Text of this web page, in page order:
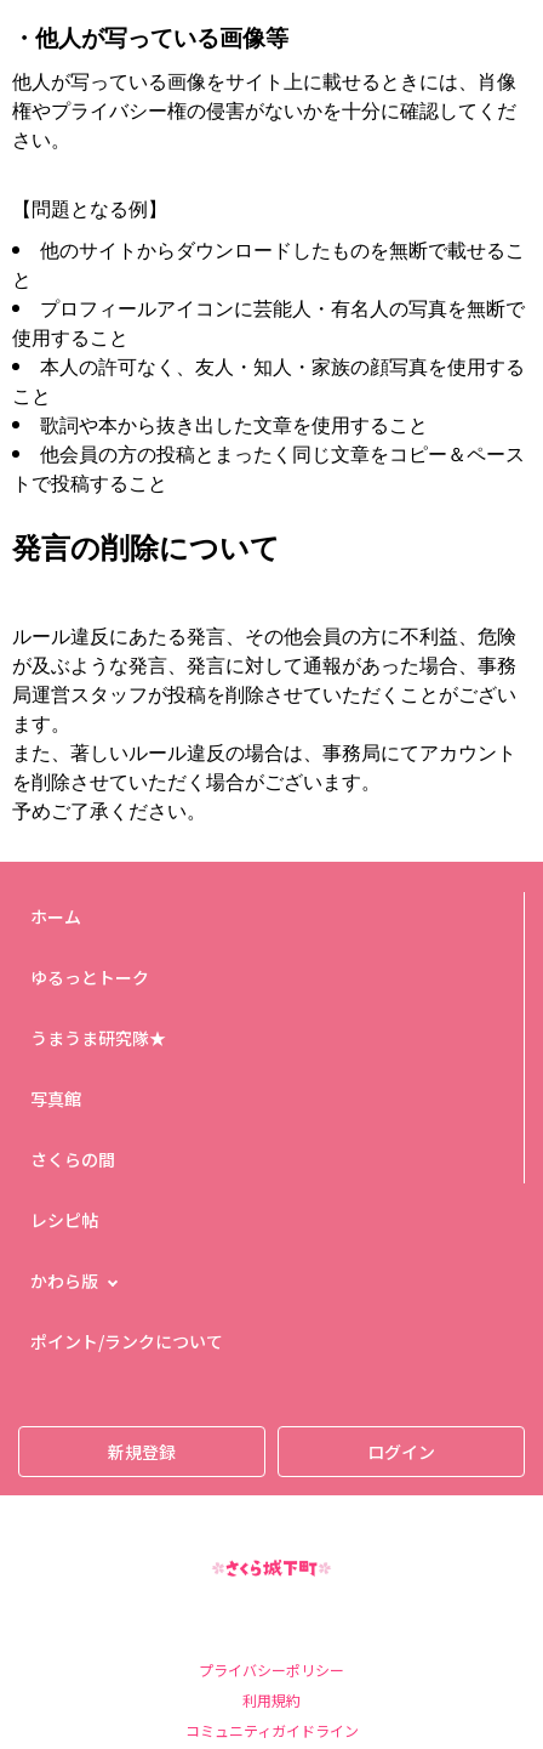
・他人が写っている画像等
他人が写っている画像をサイト上に載せるときには、肖像
権やプライバシー権の侵害がないかを十分に確認してくだ
さい。
【問題となる例】
他のサイトからダウンロードしたものを無断で載せるこ
と
プロフィールアイコンに芸能人・有名人の写真を無断で
使用すること
本人の許可なく、友人・知人・家族の顔写真を使用する
こと
歌詞や本から抜き出した文章を使用すること
他会員の方の投稿とまったく同じ文章をコピー＆ペース
トで投稿すること
発言の削除について
ルール違反にあたる発言、その他会員の方に不利益、危険
が及ぶような発言、発言に対して通報があった場合、事務
局運営スタッフが投稿を削除させていただくことがござい
ます。
また、著しいルール違反の場合は、事務局にてアカウント
を削除させていただく場合がございます。
予めご了承ください。
ホーム
ゆるっとトーク
うまうま研究隊★
写真館
さくらの間
レシピ帖
かわら版
ポイント/ランクについて
新規登録 ログイン
プライバシーポリシー
利用規約
コミュニティガイドライン